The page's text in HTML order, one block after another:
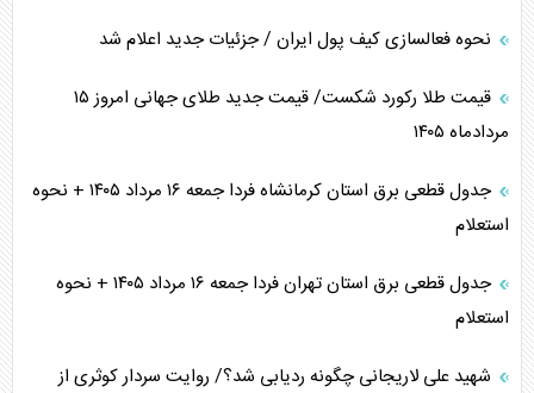
نحوه فعالسازی کیف پول ایران / جزئیات جدید اعلام شد
قیمت طلا رکورد شکست/ قیمت جدید طلای جهانی امروز ۱۵
مردادماه ۱۴۰۵
جدول قطعی برق استان کرمانشاه فردا جمعه ۱۶ مرداد ۱۴۰۵ + نحوه
استعلام
جدول قطعی برق استان تهران فردا جمعه ۱۶ مرداد ۱۴۰۵ + نحوه
استعلام
شهید علی لاریجانی چگونه ردیابی شد؟/ روایت سردار کوثری از